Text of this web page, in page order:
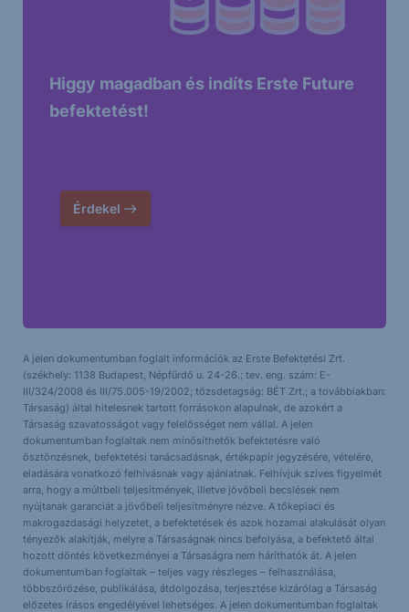
Higgy magadban és indíts Erste Future
befektetést!
Érdekel
A jelen dokumentumban foglalt információk az Erste Befektetési Zrt.
(székhely: 1138 Budapest, Népfürdő u. 24-26.; tev. eng. szám: E-
III/324/2008 és III/75.005-19/2002; tőzsdetagság: BÉT Zrt.; a továbbiakban:
Társaság) által hitelesnek tartott forrásokon alapulnak, de azokért a
Társaság szavatosságot vagy felelősséget nem vállal. A jelen
dokumentumban foglaltak nem minősíthetők befektetésre való
ösztönzésnek, befektetési tanácsadásnak, értékpapír jegyzésére, vételére,
eladására vonatkozó felhívásnak vagy ajánlatnak. Felhívjuk szíves figyelmét
arra, hogy a múltbeli teljesítmények, illetve jövőbeli becslések nem
nyújtanak garanciát a jövőbeli teljesítményre nézve. A tőkepiaci és
makrogazdasági helyzetet, a befektetések és azok hozamai alakulását olyan
tényezők alakítják, melyre a Társaságnak nincs befolyása, a befektető által
hozott döntés következményei a Társaságra nem háríthatók át. A jelen
dokumentumban foglaltak – teljes vagy részleges – felhasználása,
többszörözése, publikálása, átdolgozása, terjesztése kizárólag a Társaság
előzetes írásos engedélyével lehetséges. A jelen dokumentumban foglaltak